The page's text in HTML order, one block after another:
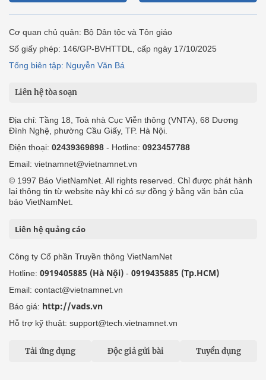
Cơ quan chủ quản: Bộ Dân tộc và Tôn giáo
Số giấy phép: 146/GP-BVHTTDL, cấp ngày 17/10/2025
Tổng biên tập: Nguyễn Văn Bá
Liên hệ tòa soạn
Địa chỉ: Tầng 18, Toà nhà Cục Viễn thông (VNTA), 68 Dương
Đình Nghệ, phường Cầu Giấy, TP. Hà Nội.
Điện thoại: 02439369898 - Hotline: 0923457788
Email: vietnamnet@vietnamnet.vn
© 1997 Báo VietNamNet. All rights reserved. Chỉ được phát hành
lại thông tin từ website này khi có sự đồng ý bằng văn bản của
báo VietNamNet.
Liên hệ quảng cáo
Công ty Cổ phần Truyền thông VietNamNet
Hotline: 0919405885 (Hà Nội) - 0919435885 (Tp.HCM)
Email: contact@vietnamnet.vn
Báo giá: http://vads.vn
Hỗ trợ kỹ thuật: support@tech.vietnamnet.vn
Tải ứng dụng Độc giả gửi bài Tuyển dụng